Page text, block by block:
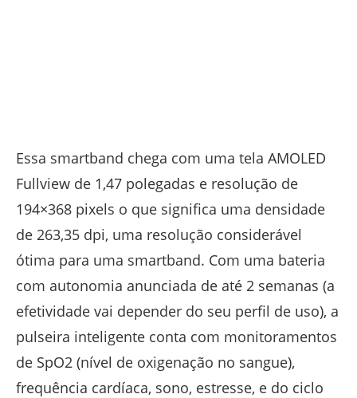
Essa smartband chega com uma tela AMOLED
Fullview de 1,47 polegadas e resolução de
194×368 pixels o que significa uma densidade
de 263,35 dpi, uma resolução considerável
ótima para uma smartband. Com uma bateria
com autonomia anunciada de até 2 semanas (a
efetividade vai depender do seu perfil de uso), a
pulseira inteligente conta com monitoramentos
de SpO2 (nível de oxigenação no sangue),
frequência cardíaca, sono, estresse, e do ciclo